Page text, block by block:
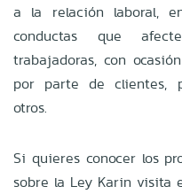
a la relación laboral,
conductas que
trabajadoras, con
por parte de clientes,
otros.
Si quieres conocer los
sobre la Ley Karin visita